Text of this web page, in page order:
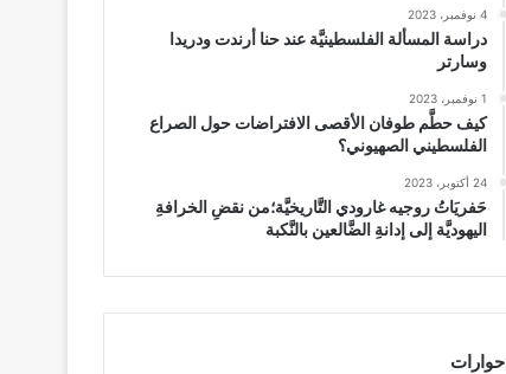
4 نوفمبر، 2023
دراسة المسألة الفلسطينيَّة عند حنا أرندت ودريدا
وسارتر
1 نوفمبر، 2023
كيف حطَّم طوفان الأقصى الافتراضات حول الصراع
الفلسطيني الصهيوني؟
24 أكتوبر، 2023
حَفريَاتُ روجيه غارودي التَّاريخيَّة؛من نقضِ الخرافةِ
اليهوديَّة إلى إدانةِ الضَّالعين بالنَّكبة
حوارات